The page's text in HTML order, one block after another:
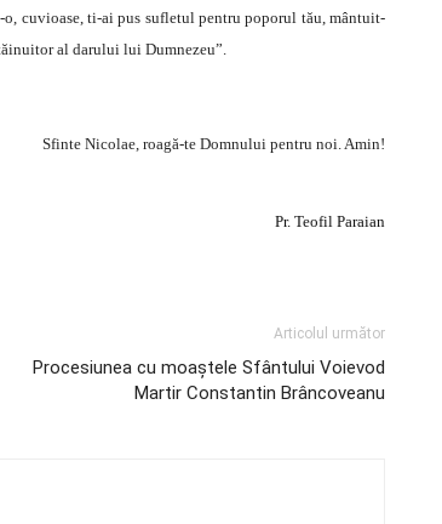
cuvioase, ti-ai pus sufletul pentru poporul tău, mântuit-
al darului lui Dumnezeu”.
Sfinte Nicolae, roagă-te Domnului pentru noi. Amin!
Pr. Teofil Paraian
Articolul următor
Procesiunea cu moaştele Sfântului Voievod
Martir Constantin Brâncoveanu